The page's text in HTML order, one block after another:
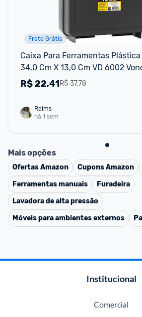
Frete Grátis
Caixa Para Ferramentas
34,0 Cm X 13,0 Cm VD 6002
R$ 37,78
R$22,41
Reims
há 1 sem
Mais opções
OfertasAmazon CuponsAmazon
Ferramentas manuais
Furadeira
Lavadora de alta pressão
Móveis para ambientes externos
Institucional
Comercial